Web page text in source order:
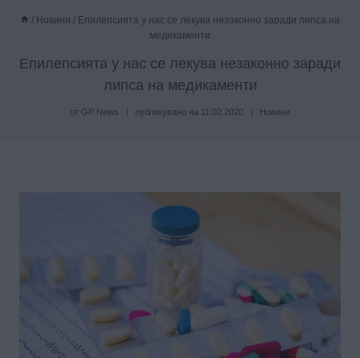
/ Новини / Епилепсията у нас се лекува незаконно заради липса на
медикаменти
Епилепсията у нас се лекува незаконно заради
липса на медикаменти
от GP News публикувано на 11.02.2020 Новини